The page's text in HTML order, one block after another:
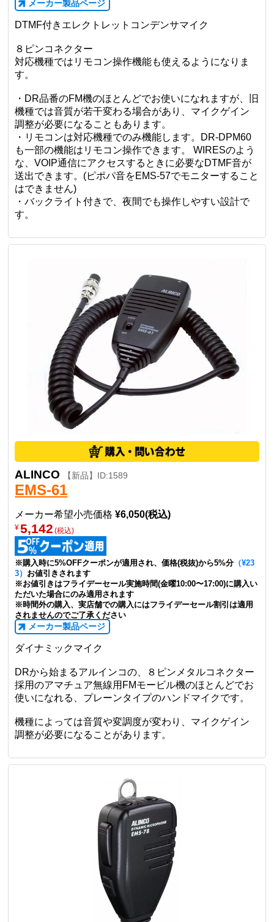
メーカー製品ページ
DTMF付きエレクトレットコンデンサマイク
８ピンコネクター
対応機種ではリモコン操作機能も使えるようになりま
す。
・DR品番のFM機のほとんどでお使いになれますが、旧
機種では音質が若干変わる場合があり、マイクゲイン
調整が必要になることもあります。
・リモコンは対応機種でのみ機能します。DR-DPM60
も一部の機能はリモコン操作できます。 WIRESのよう
な、VOIP通信にアクセスするときに必要なDTMF音が
送出できます。(ピポパ音をEMS-57でモニターすること
はできません)
・バックライト付きで、夜間でも操作しやすい設計で
す。
ALINCO 【新品】ID:1589
EMS-61
メーカー希望小売価格¥6,050(税込)
¥5,142 (税込)
※購入時に5%OFFクーポンが適用され、価格(税抜)から5%分（¥23
3） お値引きされます
※お値引きはフライデーセール実施時間(金曜10:00〜17:00)に購入い
ただいた場合にのみ適用されます
※時間外の購入、実店舗での購入にはフライデーセール割引は適用
されませんのでご了承ください
メーカー製品ページ
ダイナミックマイク
DRから始まるアルインコの、８ピンメタルコネクター
採用のアマチュア無線用FMモービル機のほとんどでお
使いになれる、プレーンタイプのハンドマイクです。
機種によっては音質や変調度が変わり、マイクゲイン
調整が必要になることがあります。